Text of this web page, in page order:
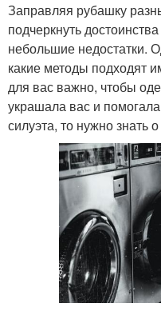
Заправляя рубашку
подчеркнуть
небольшие недостатки.
какие методы подходят
для вас важно, чтобы
украшала вас и
силуэта, то нужно знать